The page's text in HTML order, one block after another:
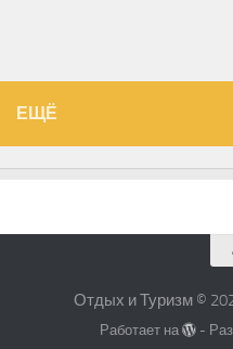
ЕЩЁ
Отдых и Туризм ©
Работает на -